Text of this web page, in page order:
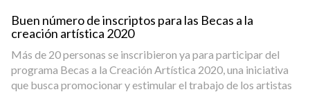
Buen número de inscriptos para las Becas a la
creación artística 2020
Más de 20 personas se inscribieron ya para participar del
programa Becas a la Creación Artística 2020, una iniciativa
que busca promocionar y estimular el trabajo de los artistas